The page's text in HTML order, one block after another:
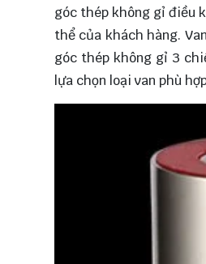
góc thép không gỉ điều
thể của khách hàng.
góc thép không gỉ 3
lựa chọn loại van phù